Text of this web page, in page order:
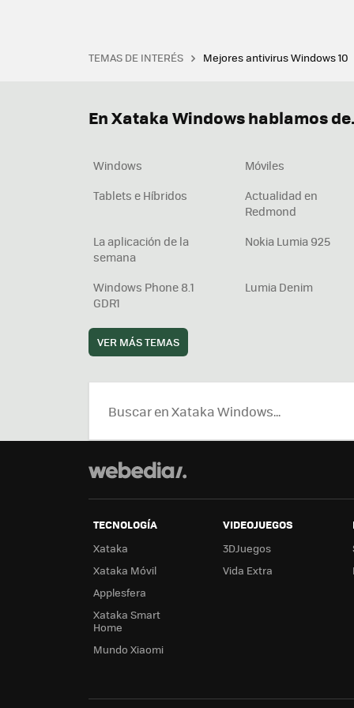
TEMAS DE INTERÉS Mejores antivirus Windows 10
En Xataka Windows hablamos
Windows Móviles
Tablets e Híbridos
Actualidad en
Redmond
La aplicación de la
semana
Nokia Lumia 925
Windows Phone 8.1
GDR1
Lumia Denim
VER MÁS TEMAS
TECNOLOGÍA
Xataka
Xataka Móvil
Applesfera
Xataka Smart
Home
Mundo Xiaomi
VIDEOJUEGOS
3DJuegos
Vida Extra